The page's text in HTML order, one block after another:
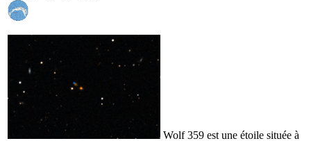
Wolf 359 est une étoile située à